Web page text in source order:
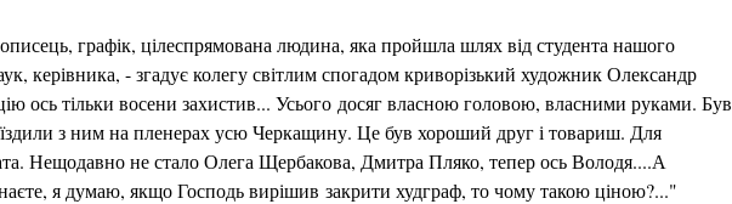
графік, цілеспрямована людина, яка пройшла шлях від студента нашого
керівника, - згадує колегу світлим спогадом криворізький художник Олександр
ось тільки восени захистив... Усього досяг власною головою, власними руками. Був
з ним на пленерах усю Черкащину. Це був хороший друг і товариш. Для
Нещодавно не стало Олега Щербакова, Дмитра Пляко, тепер ось Володя....А
я думаю, якщо Господь вирішив закрити худграф, то чому такою ціною?..."